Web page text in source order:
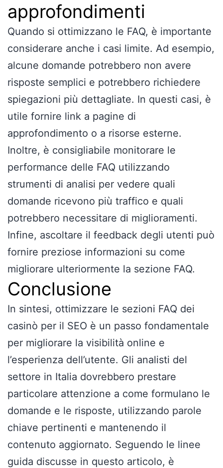
approfondimenti
Quando si ottimizzano le FAQ, è importante
considerare anche i casi limite. Ad esempio,
alcune domande potrebbero non avere
risposte semplici e potrebbero richiedere
spiegazioni più dettagliate. In questi casi, è
utile fornire link a pagine di
approfondimento o a risorse esterne.
Inoltre, è consigliabile monitorare le
performance delle FAQ utilizzando
strumenti di analisi per vedere quali
domande ricevono più traffico e quali
potrebbero necessitare di miglioramenti.
Infine, ascoltare il feedback degli utenti può
fornire preziose informazioni su come
migliorare ulteriormente la sezione FAQ.
Conclusione
In sintesi, ottimizzare le sezioni FAQ dei
casinò per il SEO è un passo fondamentale
per migliorare la visibilità online e
l’esperienza dell’utente. Gli analisti del
settore in Italia dovrebbero prestare
particolare attenzione a come formulano le
domande e le risposte, utilizzando parole
chiave pertinenti e mantenendo il
contenuto aggiornato. Seguendo le linee
guida discusse in questo articolo, è